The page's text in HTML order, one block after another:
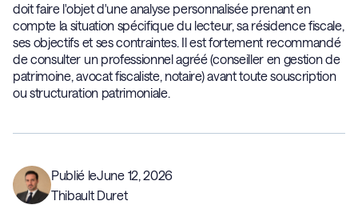
doit faire l'objet d'une analyse personnalisée prenant en
compte la situation spécifique du lecteur, sa résidence fiscale,
ses objectifs et ses contraintes. Il est fortement recommandé
de consulter un professionnel agréé (conseiller en gestion de
patrimoine, avocat fiscaliste, notaire) avant toute souscription
ou structuration patrimoniale.
Publié leJune 12, 2026
Thibault Duret